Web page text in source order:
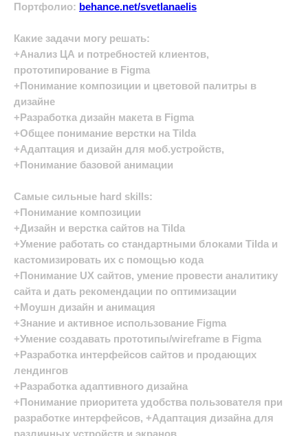
Портфолио: behance.net/svetlanaelis
Какие задачи могу решать:
+Анализ ЦА и потребностей клиентов,
прототипирование в Figma
+Понимание композиции и цветовой палитры в
дизайне
+Разработка дизайн макета в Figma
+Общее понимание верстки на Tilda
+Адаптация и дизайн для моб.устройств,
+Понимание базовой анимации
Самые сильные hard skills:
+Понимание композиции
+Дизайн и верстка сайтов на Tilda
+Умение работать со стандартными блоками Tilda и
кастомизировать их с помощью кода
+Понимание UX сайтов, умение провести аналитику
сайта и дать рекомендации по оптимизации
+Моушн дизайн и анимация
+Знание и активное использование Figma
+Умение создавать прототипы/wireframe в Figma
+Разработка интерфейсов сайтов и продающих
лендингов
+Разработка адаптивного дизайна
+Понимание приоритета удобства пользователя при
разработке интерфейсов, +Адаптация дизайна для